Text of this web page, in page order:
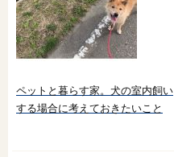
ペットと暮らす家。犬の室内飼い
する場合に考えておきたいこと